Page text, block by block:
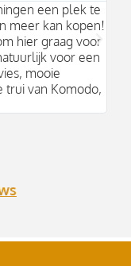
een plek te
meer kan kopen!
hier graag voor
voor een
mooie
trui van Komodo,